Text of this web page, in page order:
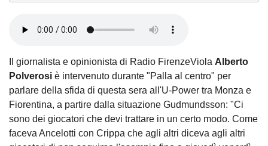
Il giornalista e opinionista di Radio FirenzeViola Alberto
Polverosi è intervenuto durante "Palla al centro" per
parlare della sfida di questa sera all'U-Power tra Monza e
Fiorentina, a partire dalla situazione Gudmundsson: "Ci
sono dei giocatori che devi trattare in un certo modo. Come
faceva Ancelotti con Crippa che agli altri diceva agli altri